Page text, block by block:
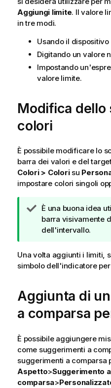
Aggiungi limite. Il valore
in tre modi.
Usando il
Digitando un valore
Impostando
valore limite.
Modifica dello
colori
È possibile modificare lo
barra dei valori e del
Colori > Colorisu
impostare colori singoli
N
o
t
d
i
g
e
i
m
e
n
t
È una buona idea
barra visivamente
dell'intervallo.
Una volta aggiunti i limiti,
simbolo dell'indicatore
Aggiunta di
a comparsa
È possibile aggiungere
come suggerimenti a
suggerimenti a comparsa
Aspetto>Suggerimento a
comparsa>